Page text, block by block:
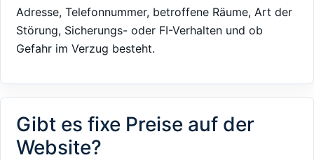
Adresse, Telefonnummer, betroffene Räume, Art der
Störung, Sicherungs- oder FI-Verhalten und ob
Gefahr im Verzug besteht.
Gibt es fixe Preise auf der
Website?